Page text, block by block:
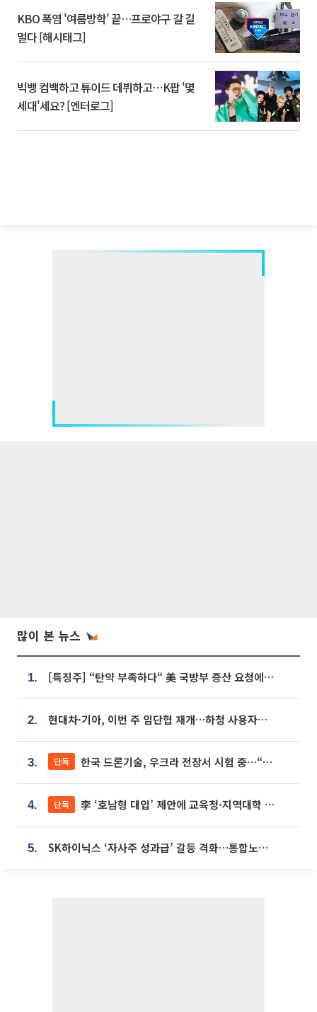
KBO 폭염 '여름방학' 끝…프로야구 갈 길
멀다 [해시태그]
빅뱅 컴백하고 튜이드 데뷔하고⋯K팝 '몇
세대'세요? [엔터로그]
많이 본 뉴스
1. [특징주] “탄약 부족하다“ 美 국방부 증산 요청에⋯국내 방산주 급등세
2. 현대차·기아, 이번 주 임단협 재개…하청 사용자성 재심도 ‘변수’
3. 단독 한국 드론기술, 우크라 전장서 시험 중…“스타트업 여러 곳 참여”
4. 단독 李 ‘호남형 대입’ 제안에 교육청·지역대학 서·논술형 입시 연계 '착수'
5. SK하이닉스 ‘자사주 성과급’ 갈등 격화…통합노조 출범 움직임